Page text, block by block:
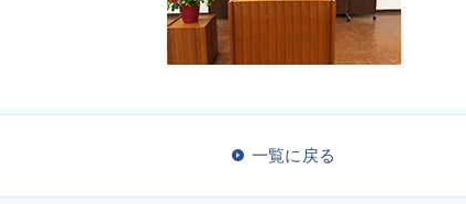
一覧に戻る